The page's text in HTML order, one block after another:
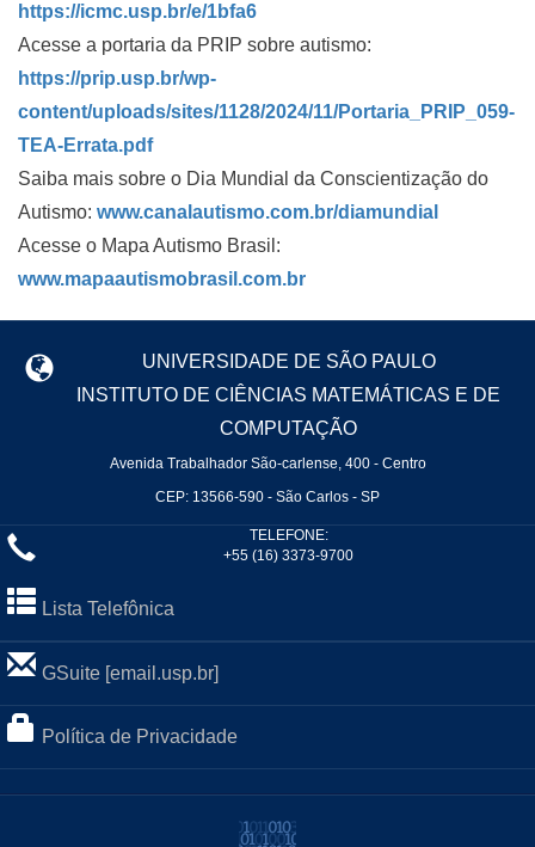
https://icmc.usp.br/e/1bfa6
Acesse a portaria da PRIP sobre autismo:
https://prip.usp.br/wp-
content/uploads/sites/1128/2024/11/Portaria_PRIP_059-
TEA-Errata.pdf
Saiba mais sobre o Dia Mundial da Conscientização do
Autismo: www.canalautismo.com.br/diamundial
Acesse o Mapa Autismo Brasil:
www.mapaautismobrasil.com.br
UNIVERSIDADE DE SÃO PAULO
INSTITUTO DE CIÊNCIAS MATEMÁTICAS E DE
COMPUTAÇÃO
Avenida Trabalhador São-carlense, 400 - Centro
CEP: 13566-590 - São Carlos - SP
TELEFONE:
+55 (16) 3373-9700
Lista Telefônica
GSuite [email.usp.br]
Política de Privacidade